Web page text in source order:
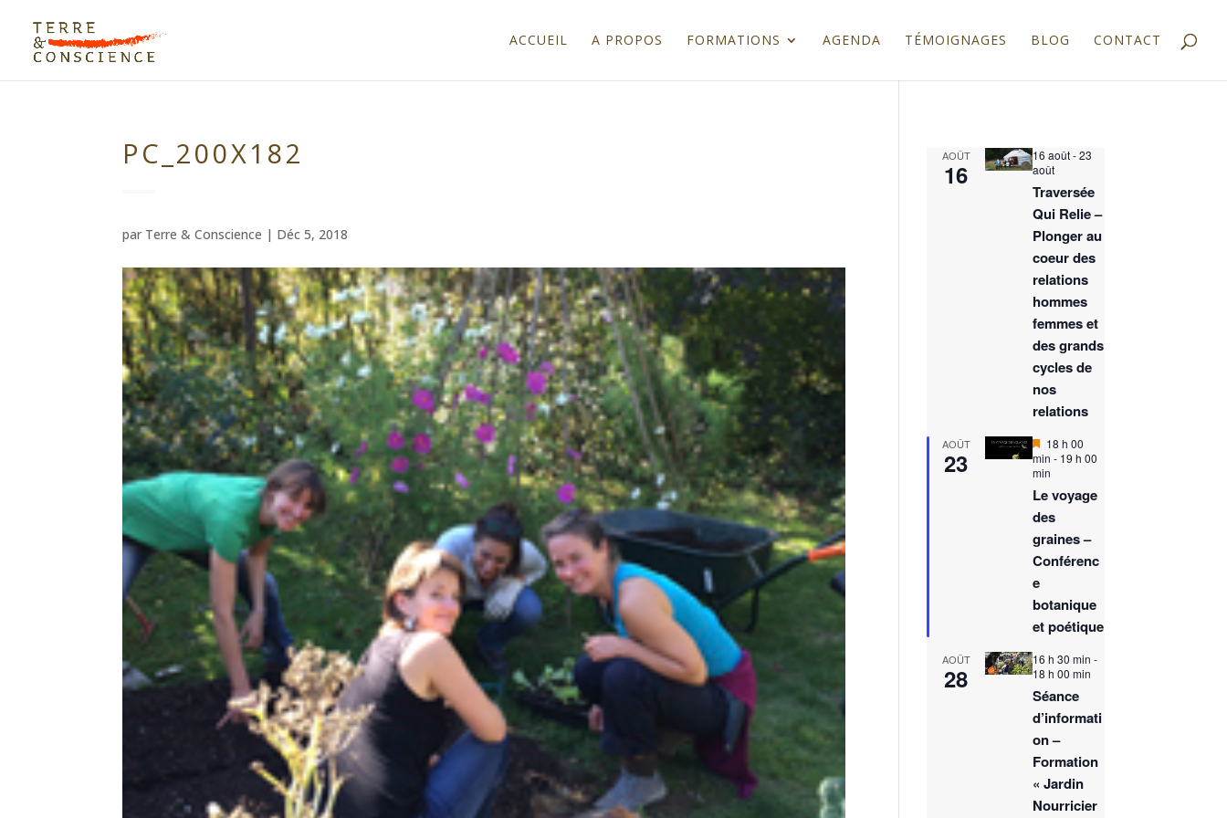
ACCUEIL A PROPOS FORMATIONS AGENDA TÉMOIGNAGES BLOG CONTACT
PC_200X182
par Terre & Conscience | Déc 5, 2018
AOÛT
16
16 août-23
août
Traversée
Qui Relie –
Plonger au
coeur des
relations
hommes
femmes et
des grands
cycles de
nos
relations
AOÛT
23
M
i
s
n
a
a
n
18 h 00
min - 19 h 00
min
Le voyage
des
graines –
Conférenc
e
botanique
et poétique
AOÛT
28
16 h 30 min -
18 h 00 min
Séance
d’informati
on –
Formation
« Jardin
Nourricier